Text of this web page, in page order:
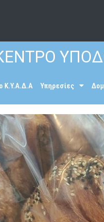
K.Y.A.Δ.Α Υπηρεσίες